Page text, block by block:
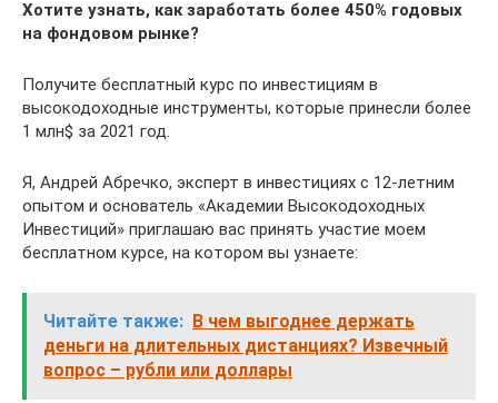
Хотите узнать, как заработать более 450% годовых
на фондовом рынке?
Получите бесплатный курс по инвестициям в
высокодоходные инструменты, которые принесли более
1 млн$ за 2021 год.
Я, Андрей Абречко, эксперт в инвестициях с 12-летним
опытом и основатель «Академии Высокодоходных
Инвестиций» приглашаю вас принять участие моем
бесплатном курсе, на котором вы узнаете:
Читайте также: В чем выгоднее держать
деньги на длительных дистанциях? Извечный
вопрос – рубли или доллары